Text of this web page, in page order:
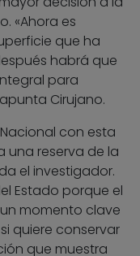
«Ahora es
que ha
habrá que
para
Cirujano.
con esta
una reserva de la
el investigador.
Estado porque el
momento clave
quiere conservar
que muestra